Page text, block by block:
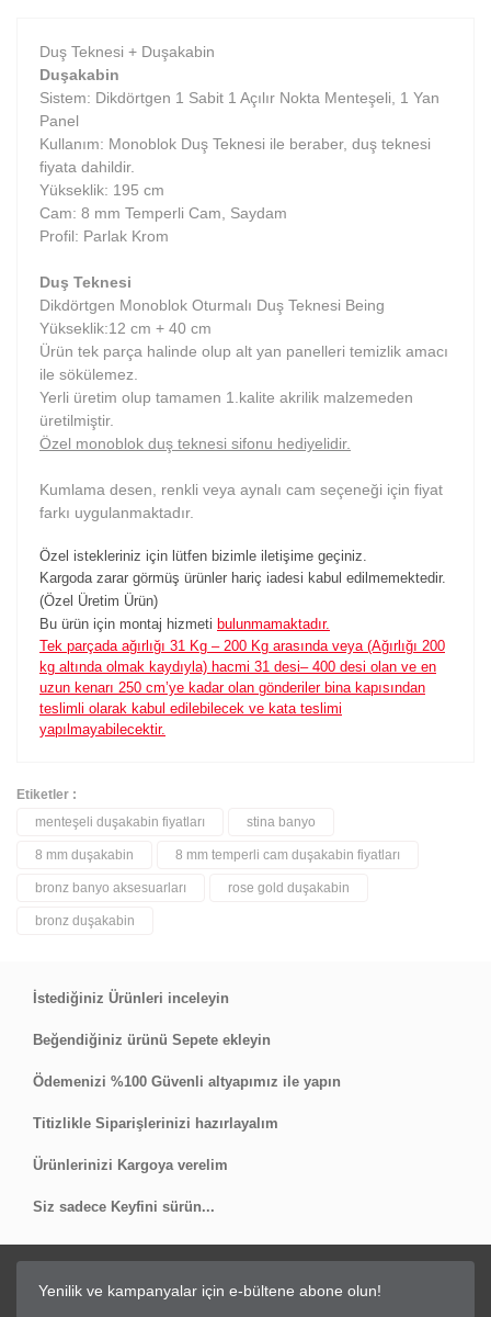
Duş Teknesi + Duşakabin
Duşakabin
Sistem: Dikdörtgen 1 Sabit 1 Açılır Nokta Menteşeli, 1 Yan
Panel
Kullanım: Monoblok Duş Teknesi ile beraber, duş teknesi
fiyata dahildir.
Yükseklik: 195 cm
Cam: 8 mm Temperli Cam, Saydam
Profil: Parlak Krom
Duş Teknesi
Dikdörtgen Monoblok Oturmalı Duş Teknesi Being
Yükseklik:12 cm + 40 cm
Ürün tek parça halinde olup alt yan panelleri temizlik amacı
ile sökülemez.
Yerli üretim olup tamamen 1.kalite akrilik malzemeden
üretilmiştir.
Özel monoblok duş teknesi sifonu hediyelidir.
Kumlama desen, renkli veya aynalı cam seçeneği için fiyat
farkı uygulanmaktadır.
Özel istekleriniz için lütfen bizimle iletişime geçiniz.
Kargoda zarar görmüş ürünler hariç iadesi kabul edilmemektedir.
(Özel Üretim Ürün)
Bu ürün için montaj hizmeti bulunmamaktadır.
Tek parçada ağırlığı 31 Kg – 200 Kg arasında veya (Ağırlığı 200
kg altında olmak kaydıyla) hacmi 31 desi– 400 desi olan ve en
uzun kenarı 250 cm’ye kadar olan gönderiler bina kapısından
teslimli olarak kabul edilebilecek ve kata teslimi
yapılmayabilecektir.
Bu ürüne ilk yorumu siz yapın!
Yorum Yaz
Etiketler :
menteşeli duşakabin fiyatları
stina banyo
8 mm duşakabin 8 mm temperli cam duşakabin fiyatları
bronz banyo aksesuarları rose gold duşakabin
bronz duşakabin
İstediğiniz Ürünleri inceleyin
Beğendiğiniz ürünü Sepete ekleyin
Ödemenizi %100 Güvenli altyapımız ile yapın
Titizlikle Siparişlerinizi hazırlayalım
Ürünlerinizi Kargoya verelim
Siz sadece Keyfini sürün...